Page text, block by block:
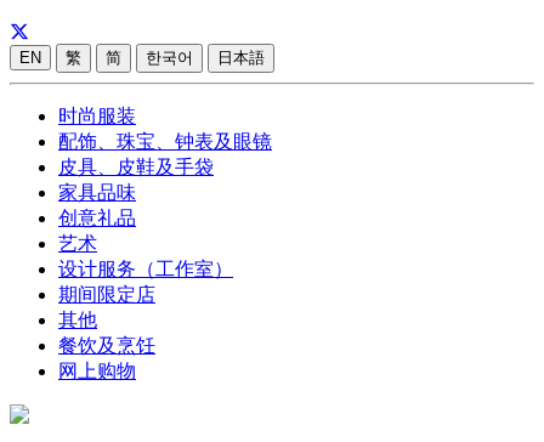
EN 繁 简 한국어 日本語
时尚服装
配饰、珠宝、钟表及眼镜
皮具、皮鞋及手袋
家具品味
创意礼品
艺术
设计服务（工作室）
期间限定店
其他
餐饮及烹饪
网上购物